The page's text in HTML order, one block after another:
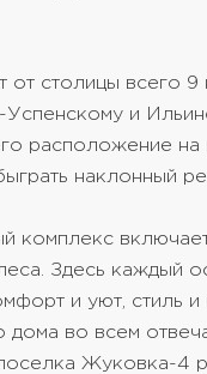
от столицы всего
и
расположение на
наклонный
комплекс
Здесь каждый
и уют, стиль и
дома во всем
Жуковка-4